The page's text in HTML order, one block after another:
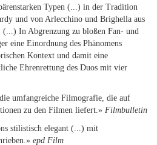
Typen (...) in der Tradition
und von Arlecchino und Brighella aus
(...) In Abgrenzung zu bloßen Fan- und
eine Einordnung des Phänomens
Kontext und damit eine
Ehrenrettung des Duos mit vier
umfangreiche Filmografie, die auf
zu den Filmen liefert.» Filmbulletin
stilistisch elegant (...) mit
epd Film